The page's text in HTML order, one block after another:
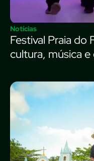
Notícias
Festival Praia do
cultura, música